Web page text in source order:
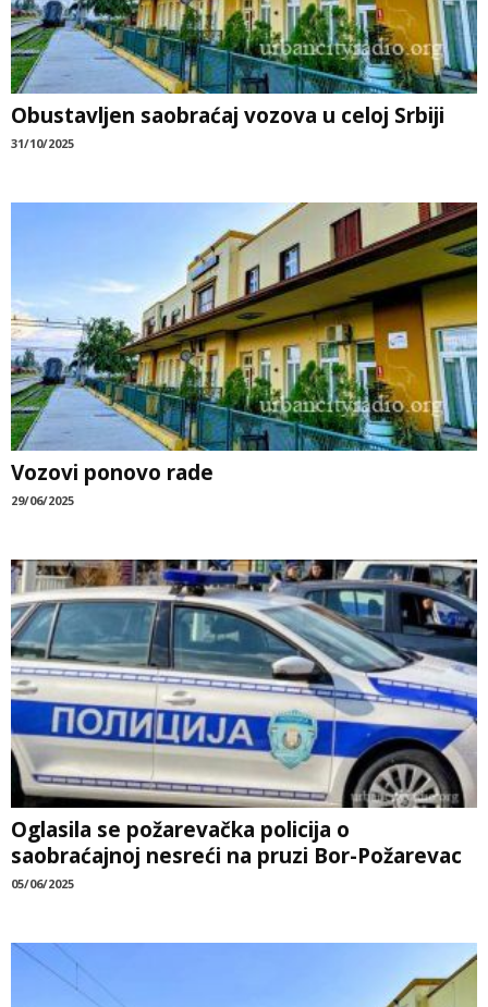
Obustavljen saobraćaj vozova u celoj Srbiji
31/10/2025
Vozovi ponovo rade
29/06/2025
Oglasila se požarevačka policija o
saobraćajnoj nesreći na pruzi Bor-Požarevac
05/06/2025